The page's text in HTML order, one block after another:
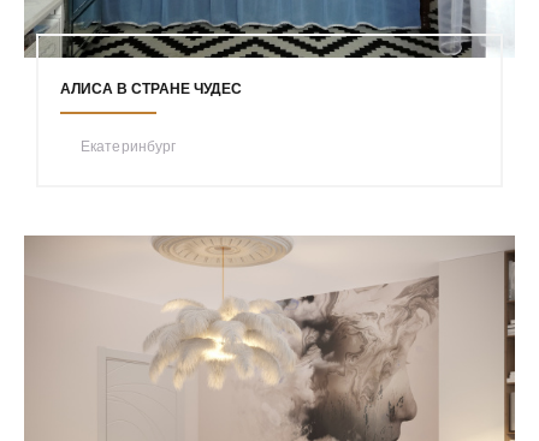
АЛИСА В СТРАНЕ ЧУДЕС
Екатеринбург